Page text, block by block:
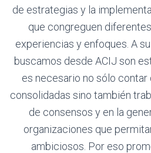
de estrategias y la
que congreguen
experiencias y enfoques. A
buscamos desde ACIJ son
es necesario no sólo
consolidadas sino también
de consensos y en la
organizaciones que
ambiciosos. Por eso